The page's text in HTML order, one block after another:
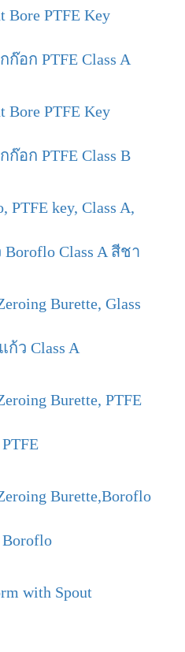
Bore PTFE Key
อก PTFE Class A
Bore PTFE Key
อก PTFE Class B
PTFE key, Class A,
Class A สีชา
Burette, Glass
ว Class A
Burette, PTFE
Burette,Boroflo
with Spout